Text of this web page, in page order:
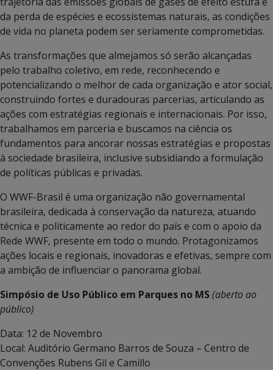
da perda de espécies e ecossistemas naturais, as condições
de vida no planeta podem ser seriamente comprometidas.
As transformações que almejamos só serão alcançadas
pelo trabalho coletivo, em rede, reconhecendo e
potencializando o melhor de cada organização e ator social,
construindo fortes e duradouras parcerias, articulando as
ações com estratégias regionais e internacionais. Por isso,
trabalhamos em parceria e buscamos na ciência os
fundamentos para ancorar nossas estratégias e propostas
à sociedade brasileira, inclusive subsidiando a formulação
de políticas públicas e privadas.
O WWF-Brasil é uma organização não governamental
brasileira, dedicada à conservação da natureza, atuando
técnica e politicamente ao redor do país e com o apoio da
Rede WWF, presente em todo o mundo. Protagonizamos
ações locais e regionais, inovadoras e efetivas, sempre com
a ambição de influenciar o panorama global.
Simpósio de Uso Público em Parques no MS(aberto ao
público)
Data: 12 de Novembro
Local: Auditório Germano Barros de Souza – Centro de
Convenções Rubens Gil e Camillo